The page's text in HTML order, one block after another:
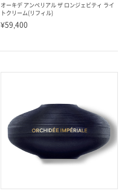
オーキデ アンペリアル ザ ロンジェビティ ライ
トクリーム(リフィル)
¥59,400